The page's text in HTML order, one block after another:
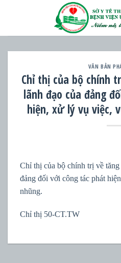
VĂN BẢN
Chỉ thị của bộ chính
lãnh đạo của đảng
hiện, xử lý vụ việc,
Chỉ thị của bộ chính trị về
đảng đối với công tác phát
nhũng.
Chỉ thị 50-CT.TW